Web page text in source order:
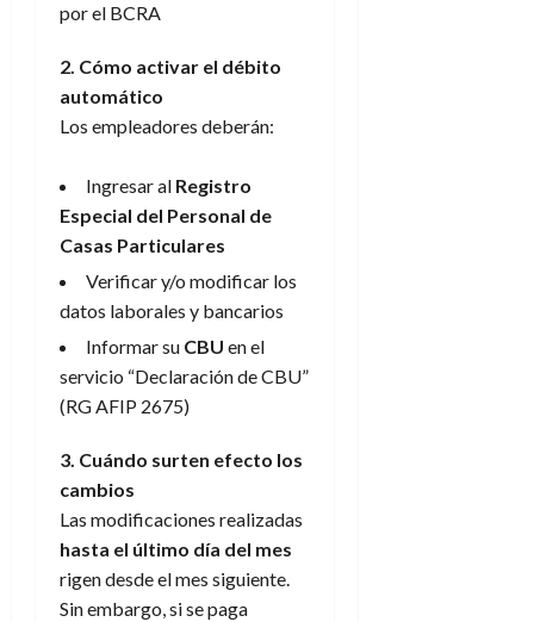
por el BCRA
2. Cómo activar el débito
automático
Los empleadores deberán:
Ingresar al Registro
Especial del Personal de
Casas Particulares
Verificar y/o modificar los
datos laborales y bancarios
Informar su CBU en el
servicio “Declaración de CBU”
(RG AFIP 2675)
3. Cuándo surten efecto los
cambios
Las modificaciones realizadas
hasta el último día del mes
rigen desde el mes siguiente.
Sin embargo, si se paga